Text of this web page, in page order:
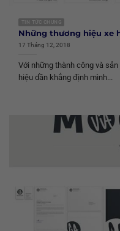
TIN TỨC CHUNG
Những thương hiệu xe
17 Tháng 12, 2018
Với những thành công và
hiệu dần khẳng định mình...